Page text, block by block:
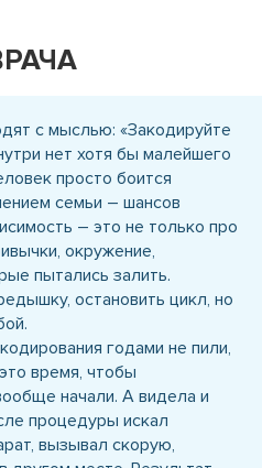
с мыслью: «Закодируйте
нет хотя бы малейшего
просто боится
семьи – шансов
– это не только про
окружение,
пытались залить.
остановить цикл, но
годами не пили,
время, чтобы
начали. А видела и
процедуры искал
вызывал скорую,